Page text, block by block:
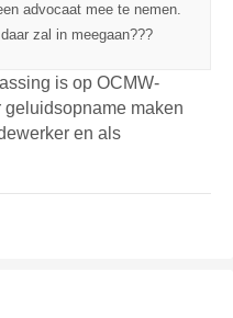
advocaat mee te nemen.
zal in meegaan???
is op OCMW-
maken
en als